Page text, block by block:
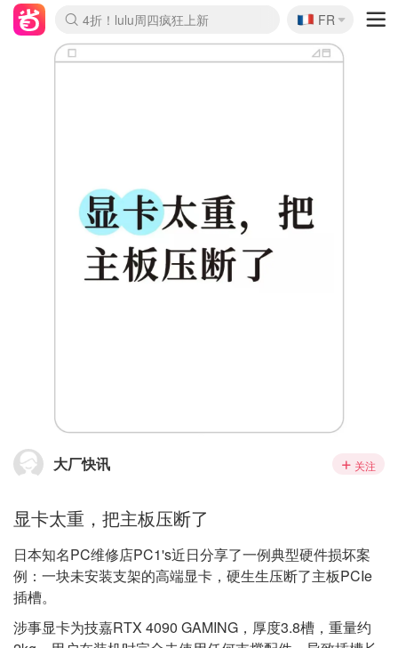
Boticinal 夏促开抢！
4折！lulu周四疯狂上新
还没结束！&OtherStories大促
Joybuy变相75折 随时失效
速领！Stanley独家85折
疑似霸哥！Camper额外叠85折
Zalando 奥莱闪促！每日更新
Moncler反季囤！5折起+叠9折
Coach Brooklyn仅€192
🇫🇷
FR
大厂快讯 关注
显卡太重，把主板压断了
日本知名PC维修店PC1's近日分享了一例典型硬件损坏案
例：一块未安装支架的高端显卡，硬生生压断了主板PCIe
插槽。
涉事显卡为技嘉RTX 4090 GAMING，厚度3.8槽，重量约